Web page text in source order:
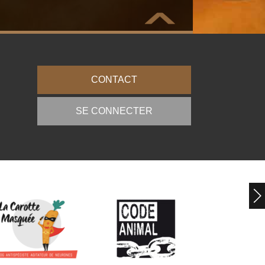
CONTACT
SE CONNECTER